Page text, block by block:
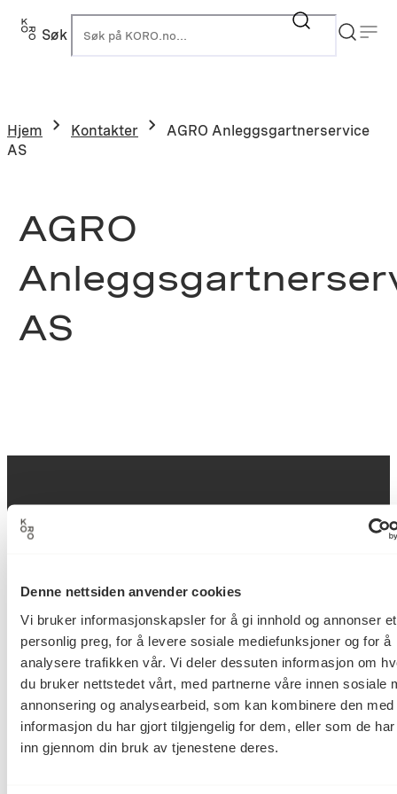
Denne nettsiden anvender cookies
Vi bruker informasjonskapsler for å gi innhold og annonser et
personlig preg, for å levere sosiale mediefunksjoner og for å
analysere trafikken vår. Vi deler dessuten informasjon om
du bruker nettstedet vårt, med partnerne våre innen sosiale
annonsering og analysearbeid, som kan kombinere den med
informasjon du har gjort tilgjengelig for dem, eller som de
inn gjennom din bruk av tjenestene deres.
Søk
Hjem Kontakter
AGRO Anleggsgartnerservice
AS
AGRO
AS
Postadresse
St. Olavs plass
0130 Oslo
post@koro.no
22 99 11 99